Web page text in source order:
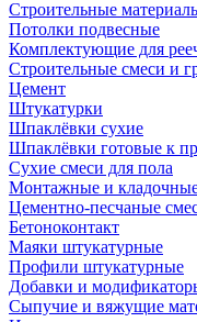
Строительные
Потолки подвесные
Комплектующие для
Строительные смеси и
Цемент
Штукатурки
Шпаклёвки сухие
Шпаклёвки готовые к
Сухие смеси для пола
Монтажные и
Цементно-песчаные
Бетоноконтакт
Маяки штукатурные
Профили штукатурные
Добавки и
Сыпучие и вяжущие